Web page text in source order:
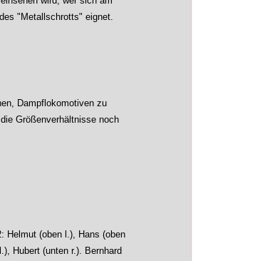
"Metallschrotts" eignet.
Dampflokomotiven zu
Größenverhältnisse noch
Helmut (oben l.), Hans (oben
Hubert (unten r.). Bernhard